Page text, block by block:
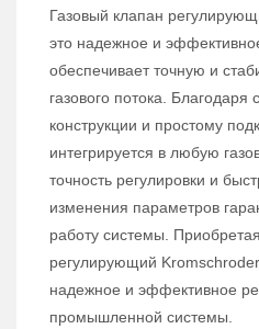
Газовый клапан
это надежное и
обеспечивает точную и
газового потока. Благодаря
конструкции и простому
интегрируется в любую
точность регулировки и
изменения параметров
работу системы.
регулирующий
надежное и эффективное
промышленной системы.